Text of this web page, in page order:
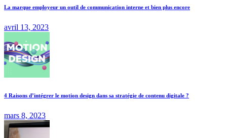
La marque employeur un outil de communication interne et bien plus encore
avril 13, 2023
4 Raisons d’intégrer le motion design dans sa stratégie de contenu digitale ?
mars 8, 2023